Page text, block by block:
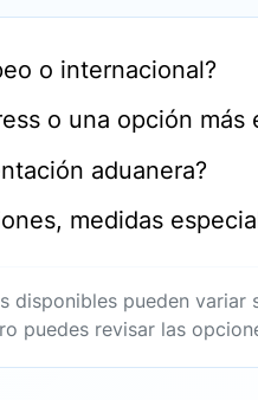
o internacional?
o una opción más
aduanera?
medidas
disponibles pueden
puedes revisar las